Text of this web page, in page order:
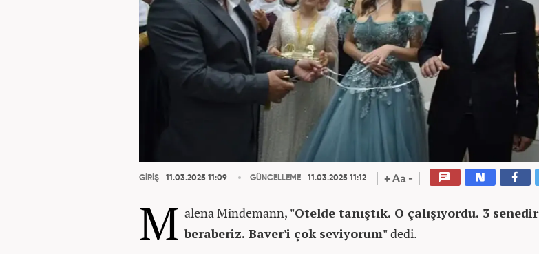
GİRİŞ 11.03.2025 11:09 GÜNCELLEME 11.03.2025 11:12
M alena Mindemann, "Otelde tanıştık. O çalışıyordu. 3 senedir
beraberiz. Baver'i çok seviyorum"dedi.